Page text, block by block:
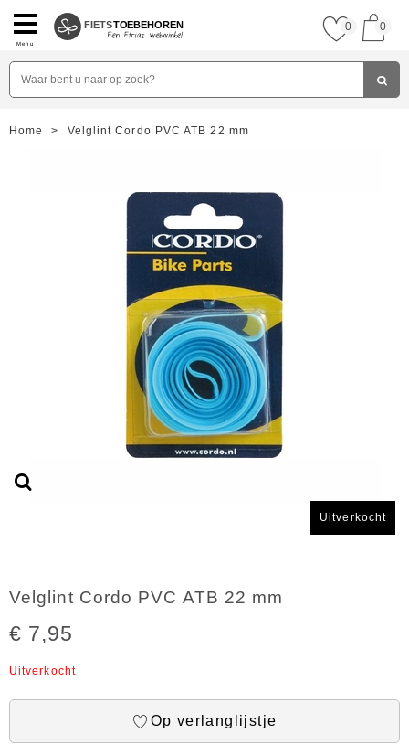
Menu
FIETSTOEBEHOREN 0 0
Home > Velglint Cordo PVC ATB 22 mm
Uitverkocht
Velglint Cordo PVC ATB 22 mm
€ 7,95
Uitverkocht
Op verlanglijstje